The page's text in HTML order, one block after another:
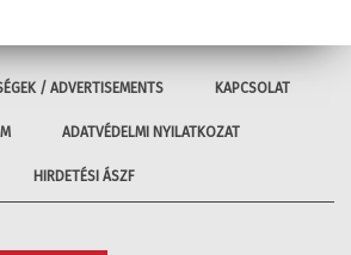
/ ADVERTISEMENTS KAPCSOLAT
ADATVÉDELMI NYILATKOZAT
HIRDETÉSI ÁSZF